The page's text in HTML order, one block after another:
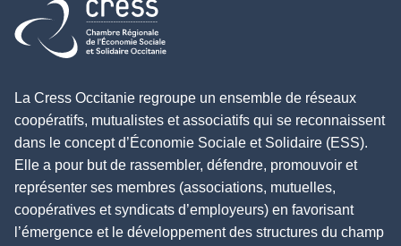
Retour à l'accueil
La Cress Occitanie regroupe un ensemble de réseaux
coopératifs, mutualistes et associatifs qui se reconnaissent
dans le concept d’Économie Sociale et Solidaire (ESS).
Elle a pour but de rassembler, défendre, promouvoir et
représenter ses membres (associations, mutuelles,
coopératives et syndicats d’employeurs) en favorisant
l’émergence et le développement des structures du champ